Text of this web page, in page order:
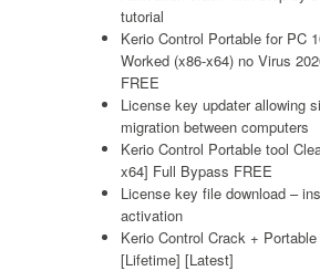
tutorial
Kerio Control Portable for PC
Worked (x86-x64) no Virus
FREE
License key updater allowing
migration between computers
Kerio Control Portable tool
x64] Full Bypass FREE
License key file download –
activation
Kerio Control Crack + Portable
[Lifetime] [Latest]